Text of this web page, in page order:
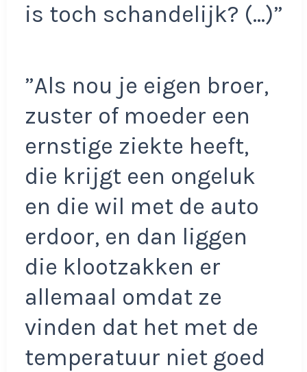
is toch schandelijk? (…)”
”Als nou je eigen broer,
zuster of moeder een
ernstige ziekte heeft,
die krijgt een ongeluk
en die wil met de auto
erdoor, en dan liggen
die klootzakken er
allemaal omdat ze
vinden dat het met de
temperatuur niet goed